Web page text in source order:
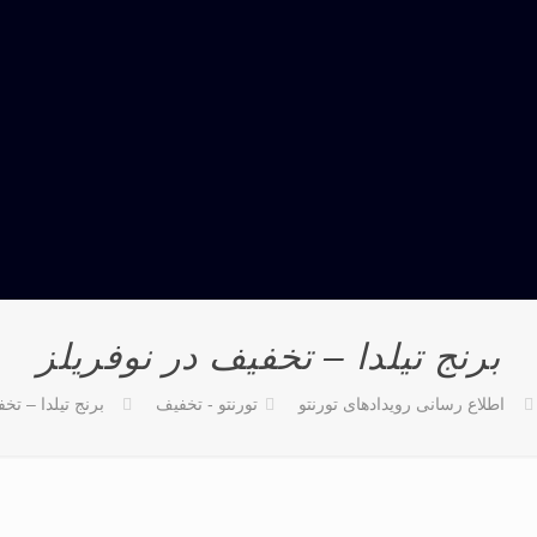
برنج تیلدا – تخفیف در نوفریلز
اطلاع رسانی رویدادهای تورنتو تورنتو - تخفیف برنج تیلدا –